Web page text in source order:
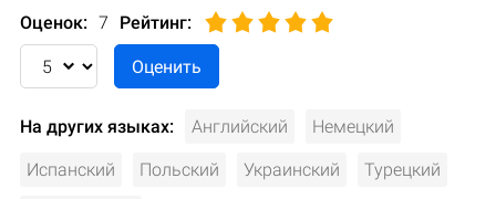
Оценок: 7 Рейтинг:
На других языках: Английский Немецкий
Испанский Польский Украинский Турецкий